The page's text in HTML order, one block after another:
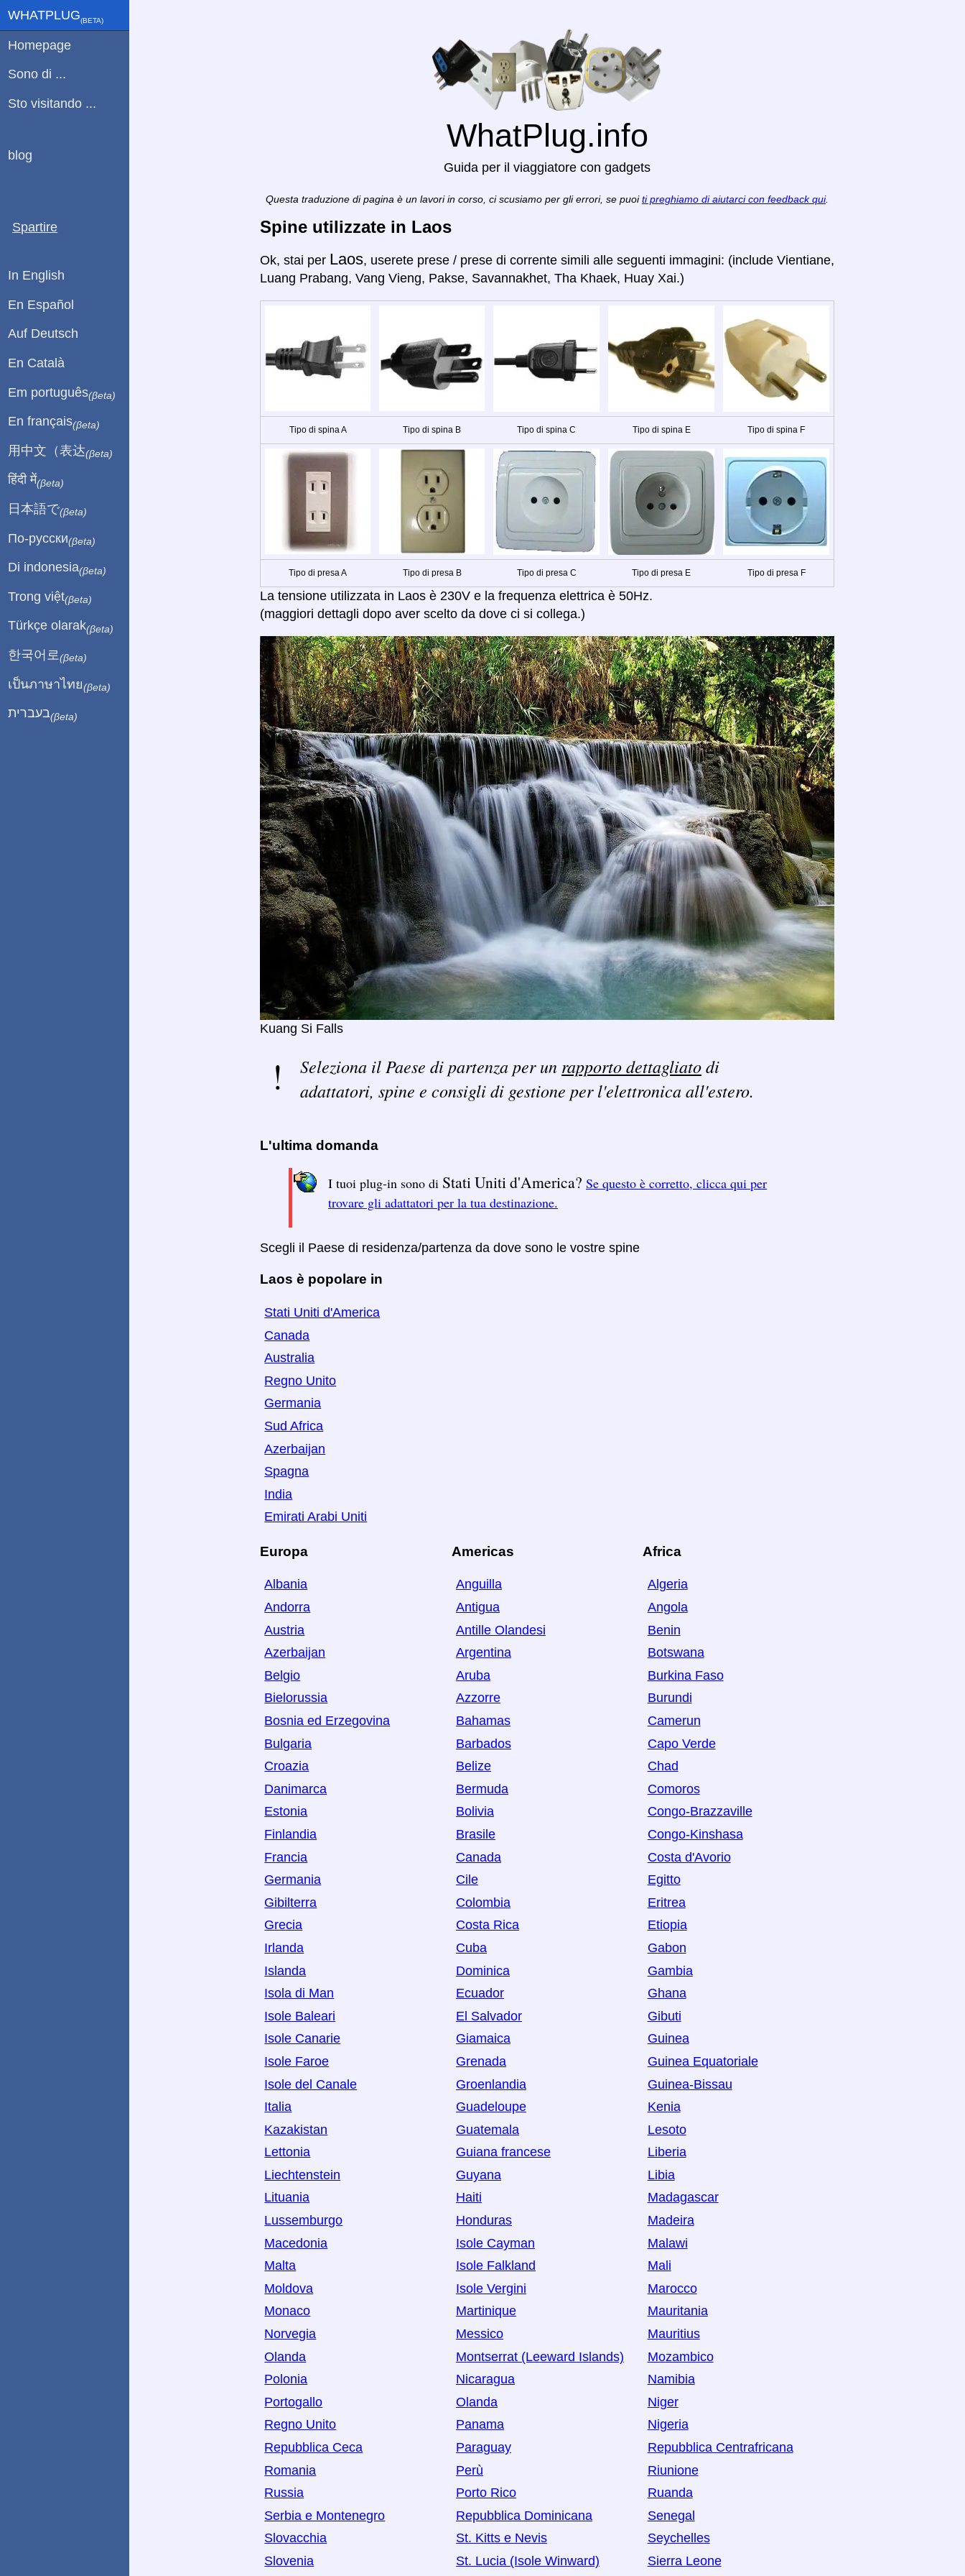
WhatPlug.info
Guida per il viaggiatore con gadgets
Questa traduzione di pagina è un lavori in corso, ci scusiamo per gli errori, se puoi ti preghiamo di aiutarci con feedback qui.
Spine utilizzate in Laos
Ok, stai per Laos, userete prese / prese di corrente simili alle seguenti immagini: (include Vientiane,
Luang Prabang, Vang Vieng, Pakse, Savannakhet, Tha Khaek, Huay Xai.)
Tipo di spina A Tipo di spina B Tipo di spina C Tipo di spina E Tipo di spina F
Tipo di presa A Tipo di presa B Tipo di presa C Tipo di presa E Tipo di presa F
La tensione utilizzata in Laos è 230V e la frequenza elettrica è 50Hz.
(maggiori dettagli dopo aver scelto da dove ci si collega.)
Kuang Si Falls
Seleziona il Paese di partenza per un rapporto dettagliatodi
adattatori, spine e consigli di gestione per l'elettronica all'estero.
L'ultima domanda
I tuoi plug-in sono di Stati Uniti d'America? Se questo è corretto, clicca qui per
trovare gli adattatori per la tua destinazione.
Scegli il Paese di residenza/partenza da dove sono le vostre spine
Laos è popolare in
Stati Uniti d'America
Canada
Australia
Regno Unito
Germania
Sud Africa
Azerbaijan
Spagna
India
Emirati Arabi Uniti
Europa
Albania
Andorra
Austria
Azerbaijan
Belgio
Bielorussia
Bosnia ed Erzegovina
Bulgaria
Croazia
Danimarca
Estonia
Finlandia
Francia
Germania
Gibilterra
Grecia
Irlanda
Islanda
Isola di Man
Isole Baleari
Isole Canarie
Isole Faroe
Isole del Canale
Italia
Kazakistan
Lettonia
Liechtenstein
Lituania
Lussemburgo
Macedonia
Malta
Moldova
Monaco
Norvegia
Olanda
Polonia
Portogallo
Regno Unito
Repubblica Ceca
Romania
Russia
Serbia e Montenegro
Slovacchia
Slovenia
Americas
Anguilla
Antigua
Antille Olandesi
Argentina
Aruba
Azzorre
Bahamas
Barbados
Belize
Bermuda
Bolivia
Brasile
Canada
Cile
Colombia
Costa Rica
Cuba
Dominica
Ecuador
El Salvador
Giamaica
Grenada
Groenlandia
Guadeloupe
Guatemala
Guiana francese
Guyana
Haiti
Honduras
Isole Cayman
Isole Falkland
Isole Vergini
Martinique
Messico
Montserrat (Leeward Islands)
Nicaragua
Olanda
Panama
Paraguay
Perù
Porto Rico
Repubblica Dominicana
St. Kitts e Nevis
St. Lucia (Isole Winward)
Africa
Algeria
Angola
Benin
Botswana
Burkina Faso
Burundi
Camerun
Capo Verde
Chad
Comoros
Congo-Brazzaville
Congo-Kinshasa
Costa d'Avorio
Egitto
Eritrea
Etiopia
Gabon
Gambia
Ghana
Gibuti
Guinea
Guinea Equatoriale
Guinea-Bissau
Kenia
Lesoto
Liberia
Libia
Madagascar
Madeira
Malawi
Mali
Marocco
Mauritania
Mauritius
Mozambico
Namibia
Niger
Nigeria
Repubblica Centrafricana
Riunione
Ruanda
Senegal
Seychelles
Sierra Leone
WHATPLUG(ΒETA)
Homepage
Sono di ...
Sto visitando ...
blog
Spartire
In English
En Español
Auf Deutsch
En Català
Em português(βeta)
En français(βeta)
用中文（表达(βeta)
हिंदी में(βeta)
日本語で(βeta)
По-русски(βeta)
Di indonesia(βeta)
Trong việt(βeta)
Türkçe olarak(βeta)
한국어로 (βeta)
เป็นภาษาไทย(βeta)
בעברית(βeta)